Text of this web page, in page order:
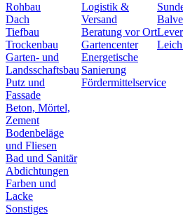
Rohbau
Dach
Tiefbau
Trockenbau
Garten- und
Landsschaftsbau
Putz und
Fassade
Beton, Mörtel,
Zement
Bodenbeläge
und Fliesen
Bad und Sanitär
Abdichtungen
Farben und
Lacke
Sonstiges
Logistik &
Versand
Beratung vor Ort
Gartencenter
Energetische
Sanierung
Fördermittelservice
Balve